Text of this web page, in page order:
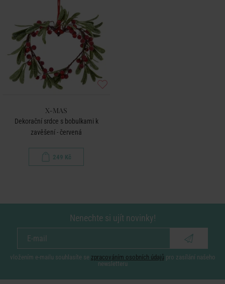
X-MAS
Dekorační srdce s bobulkami k
zavěšení - červená
249 Kč
Nenechte si ujít novinky!
vložením e-mailu souhlasíte se zpracováním osobních údajů pro zasílání našeho
newsletteru